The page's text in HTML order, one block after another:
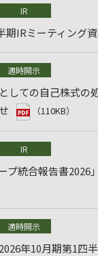
IR
期IRミーティング
適時開示
しての自己株式の
（110KB）
IR
プ統合報告書2026
適時開示
年10月期第1四半